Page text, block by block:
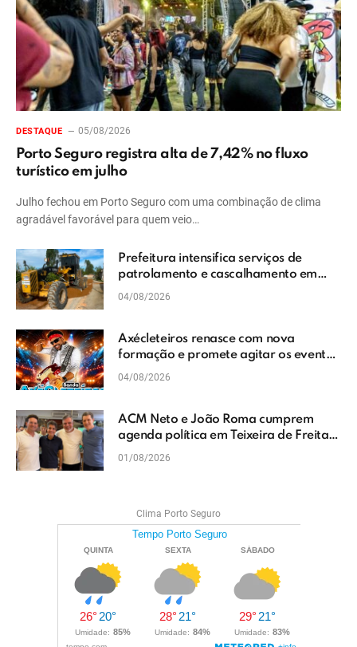
DESTAQUE 05/08/2026
Porto Seguro registra alta de 7,42% no fluxo
turístico em julho
Julho fechou em Porto Seguro com uma combinação de clima
agradável favorável para quem veio…
Prefeitura intensifica serviços de
patrolamento e cascalhamento em
Vera Cruz
04/08/2026
Axécleteiros renasce com nova
formação e promete agitar os eventos
do Extremo Sul da Bahia
04/08/2026
ACM Neto e João Roma cumprem
agenda política em Teixeira de Freitas
e reforçam projeto para o Extremo Sul
01/08/2026
Clima Porto Seguro